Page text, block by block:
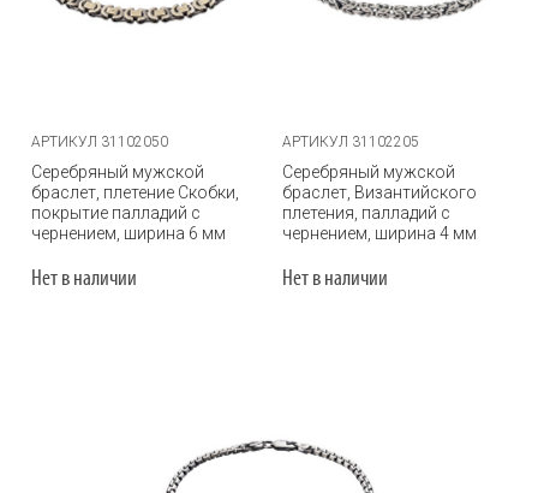
АРТИКУЛ 31102050
Серебряный мужской
браслет, плетение Скобки,
покрытие палладий с
чернением, ширина 6 мм
Нет в наличии
АРТИКУЛ 31102205
Серебряный мужской
браслет, Византийского
плетения, палладий с
чернением, ширина 4 мм
Нет в наличии